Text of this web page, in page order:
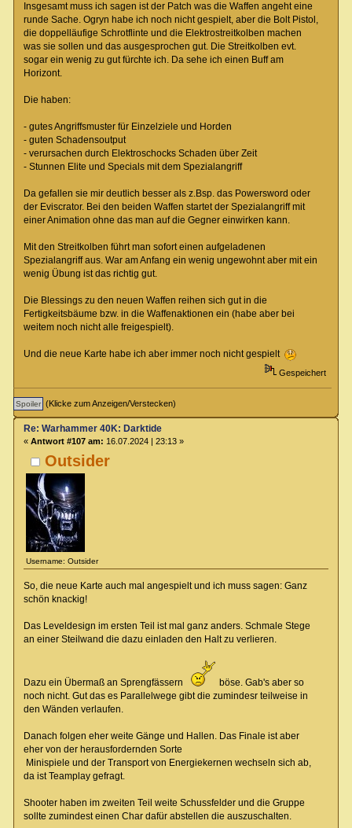
Insgesamt muss ich sagen ist der Patch was die Waffen angeht eine
runde Sache. Ogryn habe ich noch nicht gespielt, aber die Bolt Pistol,
die doppelläufige Schrotflinte und die Elektrostreitkolben machen
was sie sollen und das ausgesprochen gut. Die Streitkolben evt.
sogar ein wenig zu gut fürchte ich. Da sehe ich einen Buff am
Horizont.
Die haben:
- gutes Angriffsmuster für Einzelziele und Horden
- guten Schadensoutput
- verursachen durch Elektroschocks Schaden über Zeit
- Stunnen Elite und Specials mit dem Spezialangriff
Da gefallen sie mir deutlich besser als z.Bsp. das Powersword oder
der Eviscrator. Bei den beiden Waffen startet der Spezialangriff mit
einer Animation ohne das man auf die Gegner einwirken kann.
Mit den Streitkolben führt man sofort einen aufgeladenen
Spezialangriff aus. War am Anfang ein wenig ungewohnt aber mit ein
wenig Übung ist das richtig gut.
Die Blessings zu den neuen Waffen reihen sich gut in die
Fertigkeitsbäume bzw. in die Waffenaktionen ein (habe aber bei
weitem noch nicht alle freigespielt).
Und die neue Karte habe ich aber immer noch nicht gespielt
Gespeichert
(Klicke zum Anzeigen/Verstecken)
Outsider
Username: Outsider
Re: Warhammer 40K: Darktide
« Antwort #107 am: 16.07.2024 | 23:13 »
So, die neue Karte auch mal angespielt und ich muss sagen: Ganz
schön knackig!
Das Leveldesign im ersten Teil ist mal ganz anders. Schmale Stege
an einer Steilwand die dazu einladen den Halt zu verlieren.
Dazu ein Übermaß an Sprengfässern
böse. Gab's aber so
noch nicht. Gut das es Parallelwege gibt die zumindesr teilweise in
den Wänden verlaufen.
Danach folgen eher weite Gänge und Hallen. Das Finale ist aber
eher von der herausfordernden Sorte
Minispiele und der Transport von Energiekernen wechseln sich ab,
da ist Teamplay gefragt.
Shooter haben im zweiten Teil weite Schussfelder und die Gruppe
sollte zumindest einen Char dafür abstellen die auszuschalten.